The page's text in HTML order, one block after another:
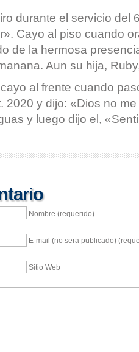
durante el servicio del
Cayo al piso cuando
de la hermosa
Aun su hija,
al frente cuando
2020 y dijo: «Dios no
y luego dijo el,
Nombre (requerido)
E-mail (no sera publicado)
Sitio Web